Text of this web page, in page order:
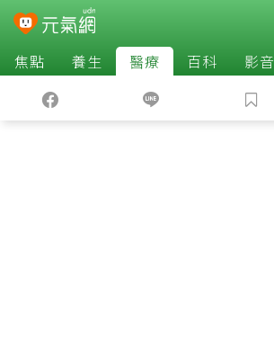
焦點 養生 醫療 百科 影音